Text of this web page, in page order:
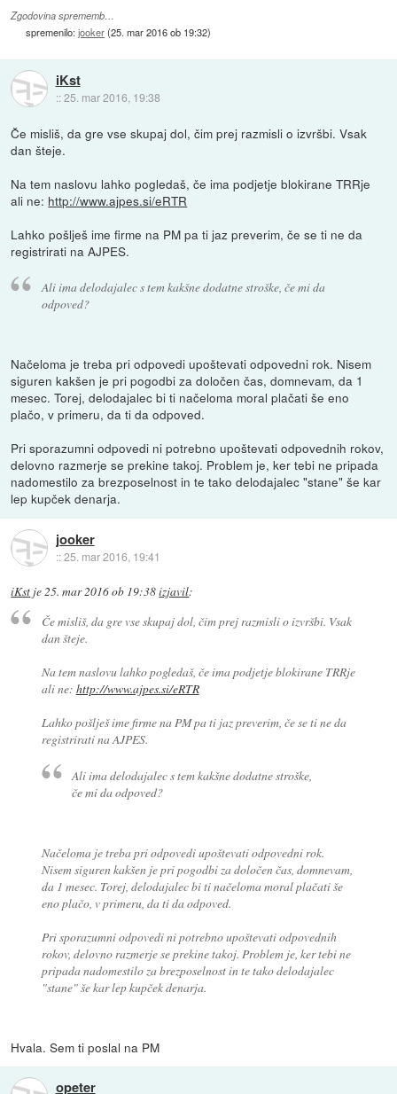
Zgodovina sprememb…
spremenilo:jooker(25. mar 2016 ob 19:32)
iKst
::25. mar 2016, 19:38
Če misliš, da gre vse skupaj dol, čim prej razmisli o izvršbi. Vsak
dan šteje.
Na tem naslovu lahko pogledaš, če ima podjetje blokirane TRRje
ali ne: http://www.ajpes.si/eRTR
Lahko pošlješ ime firme na PM pa ti jaz preverim, če se ti ne da
registrirati na AJPES.
Ali ima delodajalec s tem kakšne dodatne stroške, če mi da
odpoved?
Načeloma je treba pri odpovedi upoštevati odpovedni rok. Nisem
siguren kakšen je pri pogodbi za določen čas, domnevam, da 1
mesec. Torej, delodajalec bi ti načeloma moral plačati še eno
plačo, v primeru, da ti da odpoved.
Pri sporazumni odpovedi ni potrebno upoštevati odpovednih rokov,
delovno razmerje se prekine takoj. Problem je, ker tebi ne pripada
nadomestilo za brezposelnost in te tako delodajalec "stane" še kar
lep kupček denarja.
jooker
::25. mar 2016, 19:41
iKst je25. mar 2016 ob 19:38izjavil:
Če misliš, da gre vse skupaj dol, čim prej razmisli o izvršbi. Vsak
dan šteje.
Na tem naslovu lahko pogledaš, če ima podjetje blokirane TRRje
ali ne: http://www.ajpes.si/eRTR
Lahko pošlješ ime firme na PM pa ti jaz preverim, če se ti ne da
registrirati na AJPES.
Ali ima delodajalec s tem kakšne dodatne stroške,
če mi da odpoved?
Načeloma je treba pri odpovedi upoštevati odpovedni rok.
Nisem siguren kakšen je pri pogodbi za določen čas, domnevam,
da 1 mesec. Torej, delodajalec bi ti načeloma moral plačati še
eno plačo, v primeru, da ti da odpoved.
Pri sporazumni odpovedi ni potrebno upoštevati odpovednih
rokov, delovno razmerje se prekine takoj. Problem je, ker tebi ne
pripada nadomestilo za brezposelnost in te tako delodajalec
"stane" še kar lep kupček denarja.
Hvala. Sem ti poslal na PM
opeter